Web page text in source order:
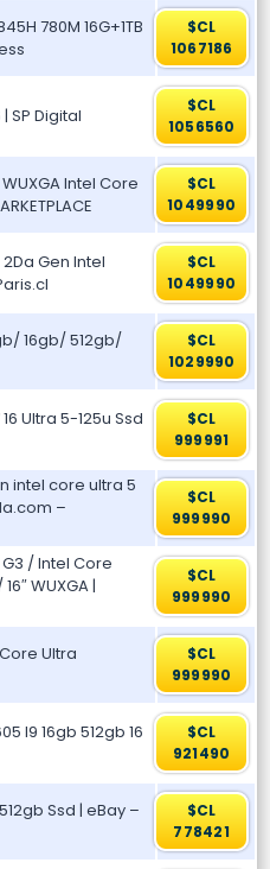
780M 16G+1TB
$CL
1067186
SP Digital
$CL
1056560
Intel Core
$CL
1049990
Gen Intel
$CL
1049990
16gb/ 512gb/
$CL
1029990
Ultra 5-125u Ssd
$CL
999991
intel core ultra 5
–
$CL
999990
/ Intel Core
WUXGA |
$CL
999990
Ultra
$CL
999990
I9 16gb 512gb 16
$CL
921490
Ssd | eBay –
$CL
778421